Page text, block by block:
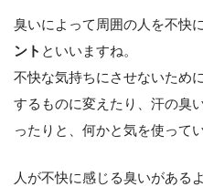
臭いによって周囲の人を不快
ント といいますね。
不快な気持ちにさせないため
するものに変えたり、汗の臭
ったりと、何かと気を使って
人が不快に感じる臭いがある